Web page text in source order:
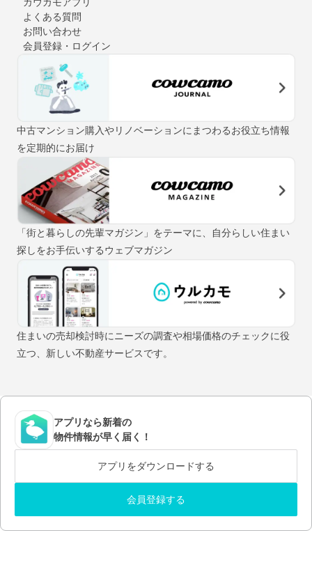
よくある質問
お問い合わせ
会員登録・ログイン
中古マンション購入やリノベーションにまつわるお役立ち情報
を定期的にお届け
「街と暮らしの先輩マガジン」をテーマに、自分らしい住まい
探しをお手伝いするウェブマガジン
住まいの売却検討時にニーズの調査や相場価格のチェックに役
立つ、新しい不動産サービスです。
アプリなら新着の
物件情報が早く届く！
アプリをダウンロードする
会員登録する